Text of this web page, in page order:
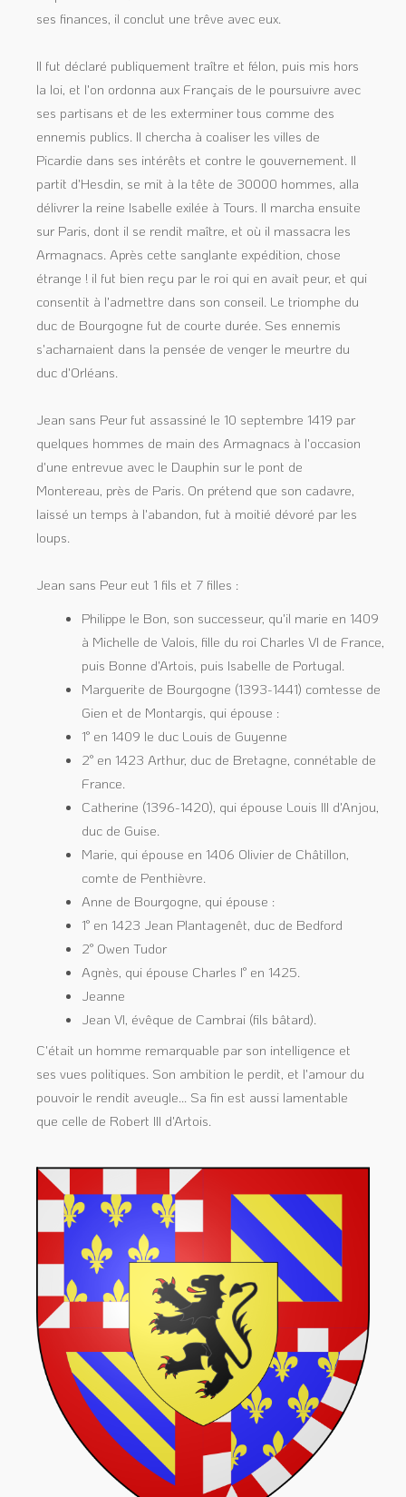
ses finances, il conclut une trêve avec eux.
Il fut déclaré publiquement traître et félon, puis mis hors
la loi, et l'on ordonna aux Français de le poursuivre avec
ses partisans et de les exterminer tous comme des
ennemis publics. Il chercha à coaliser les villes de
Picardie dans ses intérêts et contre le gouvernement. Il
partit d'Hesdin, se mit à la tête de 30000 hommes, alla
délivrer la reine Isabelle exilée à Tours. Il marcha ensuite
sur Paris, dont il se rendit maître, et où il massacra les
Armagnacs. Après cette sanglante expédition, chose
étrange ! il fut bien reçu par le roi qui en avait peur, et qui
consentit à l'admettre dans son conseil. Le triomphe du
duc de Bourgogne fut de courte durée. Ses ennemis
s'acharnaient dans la pensée de venger le meurtre du
duc d'Orléans.
Jean sans Peur fut assassiné le 10 septembre 1419 par
quelques hommes de main des Armagnacs à l'occasion
d'une entrevue avec le Dauphin sur le pont de
Montereau, près de Paris. On prétend que son cadavre,
laissé un temps à l'abandon, fut à moitié dévoré par les
loups.
Jean sans Peur eut 1 fils et 7 filles :
Philippe le Bon, son successeur, qu'il marie en 1409
à Michelle de Valois, fille du roi Charles VI de France,
puis Bonne d'Artois, puis Isabelle de Portugal.
Marguerite de Bourgogne (1393-1441) comtesse de
Gien et de Montargis, qui épouse :
1° en 1409 le duc Louis de Guyenne
2° en 1423 Arthur, duc de Bretagne, connétable de
France.
Catherine (1396-1420), qui épouse Louis III d'Anjou,
duc de Guise.
Marie, qui épouse en 1406 Olivier de Châtillon,
comte de Penthièvre.
Anne de Bourgogne, qui épouse :
1° en 1423 Jean Plantagenêt, duc de Bedford
2° Owen Tudor
Agnès, qui épouse Charles I° en 1425.
Jeanne
Jean VI, évêque de Cambrai (fils bâtard).
C'était un homme remarquable par son intelligence et
ses vues politiques. Son ambition le perdit, et l'amour du
pouvoir le rendit aveugle... Sa fin est aussi lamentable
que celle de Robert III d'Artois.